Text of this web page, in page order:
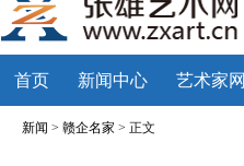
首页 新闻中心 艺术家网
新闻 > 赣企名家 > 正文